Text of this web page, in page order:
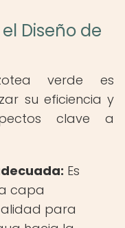
Diseño de
verde es
su eficiencia y
clave a
Es
capa
para